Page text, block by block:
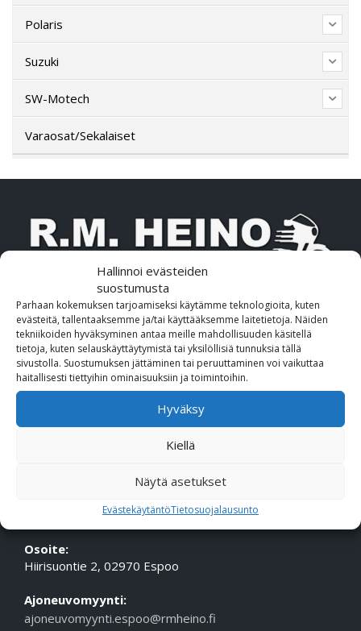
Hallinnoi evästeiden
suostumusta
Parhaan kokemuksen tarjoamiseksi käytämme teknologioita, kuten
evästeitä, tallentaaksemme ja/tai käyttääksemme laitetietoja. Näiden
tekniikoiden hyväksyminen antaa meille mahdollisuuden käsitellä
tietoja, kuten selauskäyttäytymistä tai yksilöllisiä tunnuksia tällä
sivustolla. Suostumuksen jättäminen tai peruuttaminen voi vaikuttaa
haitallisesti tiettyihin ominaisuuksiin ja toimintoihin.
Hyväksy
Kiellä
Näytä asetukset
EvästekäytäntöTietosuojalausunto
Polaris
Suzuki
SW-Motech
Varaosat/Sekalaiset
OTA MEIHIN YHTEYTTÄ!
Puhelin (Vaihde): 010 617 0600
Sähköposti:etunimi.sukunimi@rmheino.fi
Y-tunnus:0748389-3
Myynti: ma-pe 10-18, la 10-14
Huolto Tampere: ma-pe 09-17
ESPOON TOIMIPISTE
Osoite:
Hiirisuontie 2, 02970 Espoo
Ajoneuvomyynti:
ajoneuvomyynti.espoo@rmheino.fi